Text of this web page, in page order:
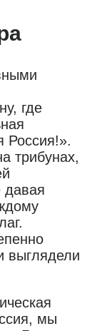
где
Россия!».
трибунах,
давая
выглядели
мы